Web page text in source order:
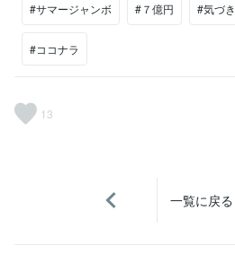
#サマージャンボ #７億円 #気づき
#ココナラ
13
一覧に戻る